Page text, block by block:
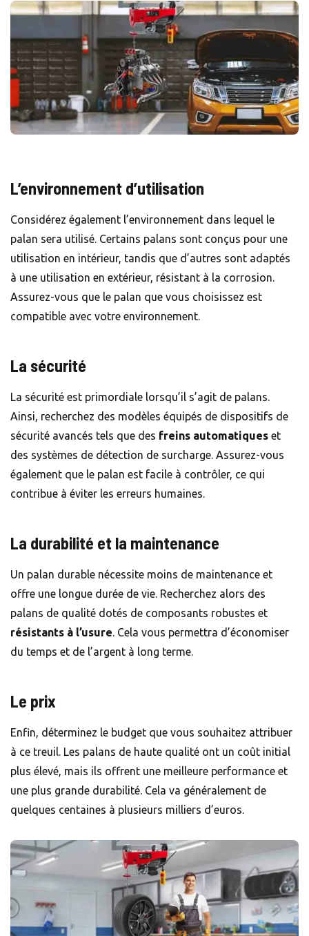
L’environnement d’utilisation
Considérez également l’environnement dans lequel le
palan sera utilisé. Certains palans sont conçus pour une
utilisation en intérieur, tandis que d’autres sont adaptés
à une utilisation en extérieur, résistant à la corrosion.
Assurez-vous que le palan que vous choisissez est
compatible avec votre environnement.
La sécurité
La sécurité est primordiale lorsqu’il s’agit de palans.
Ainsi, recherchez des modèles équipés de dispositifs de
sécurité avancés tels que des freins automatiques et
des systèmes de détection de surcharge. Assurez-vous
également que le palan est facile à contrôler, ce qui
contribue à éviter les erreurs humaines.
La durabilité et la maintenance
Un palan durable nécessite moins de maintenance et
offre une longue durée de vie. Recherchez alors des
palans de qualité dotés de composants robustes et
résistants à l’usure. Cela vous permettra d’économiser
du temps et de l’argent à long terme.
Le prix
Enfin, déterminez le budget que vous souhaitez attribuer
à ce treuil. Les palans de haute qualité ont un coût initial
plus élevé, mais ils offrent une meilleure performance et
une plus grande durabilité. Cela va généralement de
quelques centaines à plusieurs milliers d’euros.